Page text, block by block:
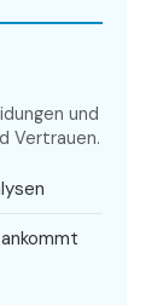
und
Vertrauen.